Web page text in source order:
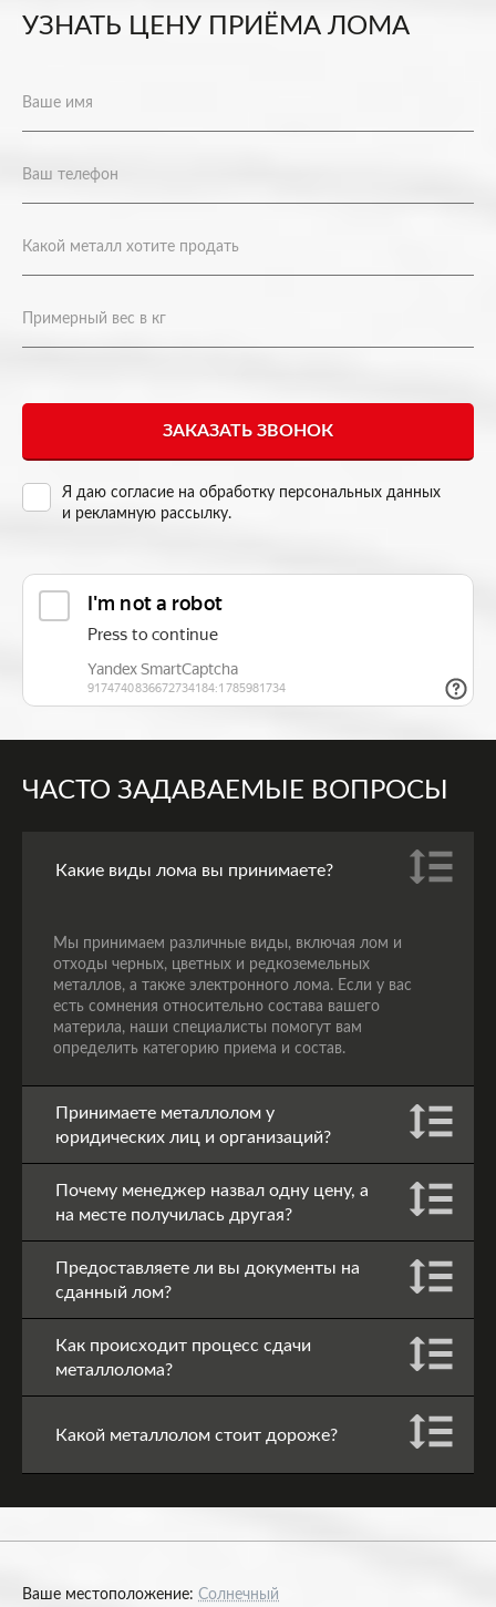
УЗНАТЬ ЦЕНУ ПРИЁМА ЛОМА
Я даю согласие на обработку персональных данных
и рекламную рассылку.
ЧАСТО ЗАДАВАЕМЫЕ ВОПРОСЫ
Какие виды лома вы принимаете?
Мы принимаем различные виды, включая лом и
отходы черных, цветных и редкоземельных
металлов, а также электронного лома. Если у вас
есть сомнения относительно состава вашего
материла, наши специалисты помогут вам
определить категорию приема и состав.
Принимаете металлолом у
юридических лиц и организаций?
Почему менеджер назвал одну цену, а
на месте получилась другая?
Предоставляете ли вы документы на
сданный лом?
Как происходит процесс сдачи
металлолома?
Какой металлолом стоит дороже?
Ваше местоположение: Солнечный